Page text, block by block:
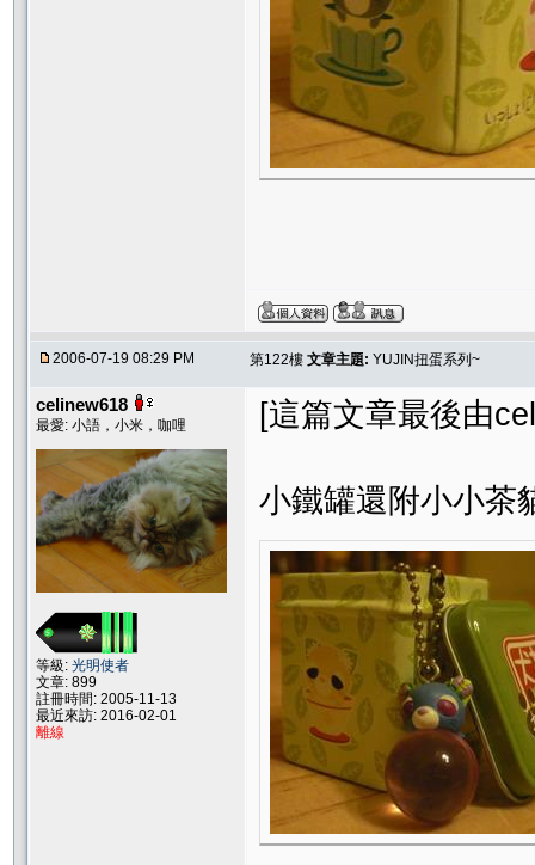
2006-07-19 08:29 PM 第122樓 文章主題: YUJIN扭蛋系列~
celinew618
最愛: 小語，小米，咖哩
等級: 光明使者
文章: 899
註冊時間: 2005-11-13
最近來訪: 2016-02-01
離線
[這篇文章最後由
小鐵罐還附小小茶